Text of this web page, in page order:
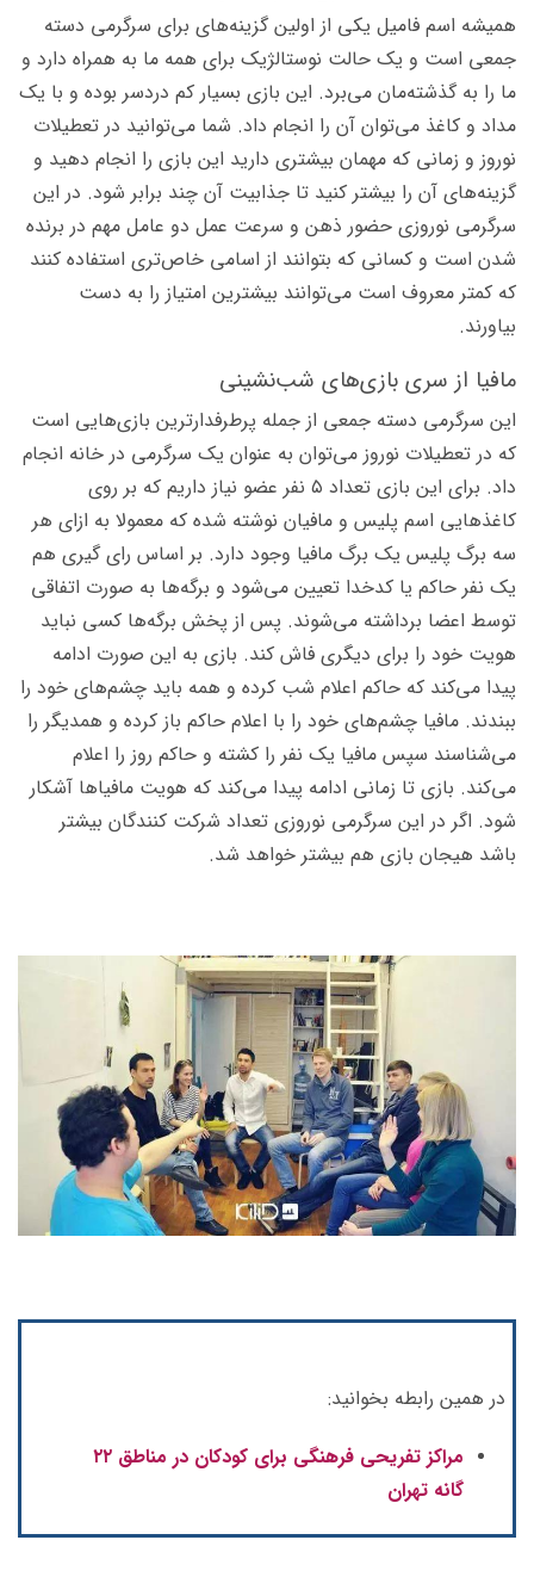
همیشه اسم فامیل یکی از اولین گزینه‌های برای سرگرمی‌ دسته
جمعی است و یک حالت نوستالژیک برای همه ما به همراه دارد و
ما را به گذشته‌مان می‌برد. این بازی بسیار کم دردسر بوده و با یک
مداد و کاغذ می‌توان آن را انجام داد. شما می‌توانید در تعطیلات
نوروز و زمانی که مهمان بیشتری دارید این بازی را انجام دهید و
گزینه‌های آن را بیشتر کنید تا جذابیت آن چند برابر شود. در این
سرگرمی نوروزی حضور ذهن و سرعت عمل دو عامل مهم در برنده
شدن است و کسانی که بتوانند از اسامی خاص‌تری استفاده کنند
که کمتر معروف است می‌توانند بیشترین امتیاز را به دست
بیاورند.
مافیا از سری بازی‌های شب‌نشینی
این سرگرمی دسته جمعی از جمله پرطرفدارترین بازی‌هایی است
که در تعطیلات نوروز می‌توان به عنوان یک سرگرمی در خانه انجام
داد. برای این بازی تعداد ۵ نفر عضو نیاز داریم که بر روی
کاغذهایی اسم پلیس و مافیان نوشته شده که معمولا به ازای هر
سه برگ پلیس یک برگ مافیا وجود دارد. بر اساس رای گیری هم
یک نفر حاکم یا کدخدا تعیین می‌شود و برگه‌ها به صورت اتفاقی
توسط اعضا برداشته می‌شوند. پس از پخش برگه‌ها کسی نباید
هویت خود را برای دیگری فاش کند. بازی به این صورت ادامه
پیدا می‌‌کند که حاکم اعلام شب کرده و همه باید چشم‌های خود را
ببندند. مافیا چشم‌های خود را با اعلام حاکم باز کرده و همدیگر را
می‌شناسند سپس مافیا یک نفر را کشته و حاکم روز را اعلام
می‌کند. بازی تا زمانی ادامه پیدا می‌کند که هویت مافیاها آشکار
شود. اگر در این سرگرمی نوروزی تعداد شرکت کنندگان بیشتر
باشد هیجان بازی هم بیشتر خواهد شد.
در همین رابطه بخوانید:
مراکز تفریحی فرهنگی برای کودکان در مناطق ۲۲
گانه تهران